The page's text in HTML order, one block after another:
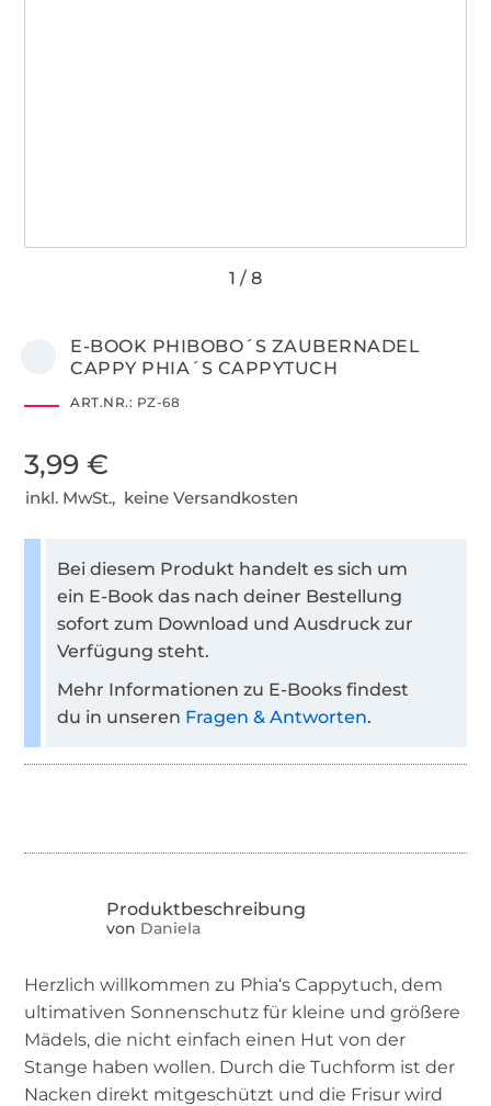
E-BOOK PHIBOBO´S ZAUBERNADEL
CAPPY PHIA´S CAPPYTUCH
ART.NR.: PZ-68
3,99 €
inkl. MwSt., keine Versandkosten
Bei diesem Produkt handelt es sich um
ein E-Book das nach deiner Bestellung
sofort zum Download und Ausdruck zur
Verfügung steht.
Mehr Informationen zu E-Books findest
du in unseren Fragen & Antworten.
von Daniela
Herzlich willkommen zu Phia‘s Cappytuch, dem
ultimativen Sonnenschutz für kleine und größere
Mädels, die nicht einfach einen Hut von der
Stange haben wollen. Durch die Tuchform ist der
Nacken direkt mitgeschützt und die Frisur wird